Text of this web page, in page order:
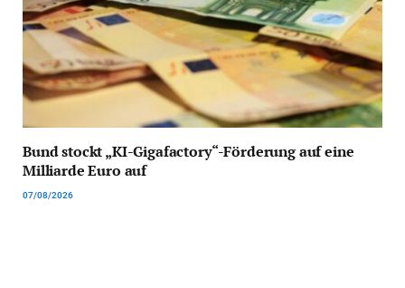
Bund stockt „KI-Gigafactory“-Förderung auf eine
Milliarde Euro auf
07/08/2026